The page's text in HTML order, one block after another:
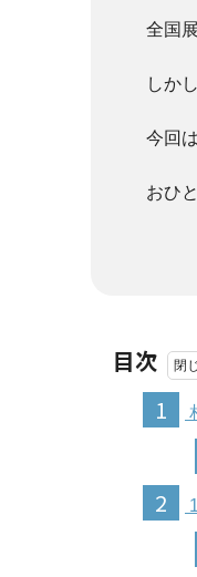
全国
しか
今回
おひ
目次
1
2